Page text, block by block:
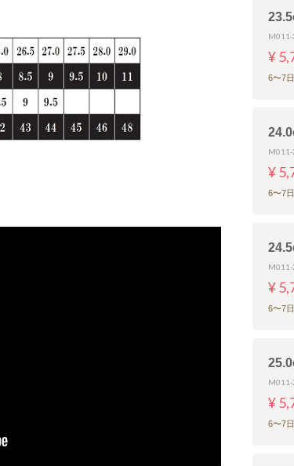
M011-
¥
6〜7
M011-
¥
6〜7
¥
6〜7
M011-
¥
6〜7